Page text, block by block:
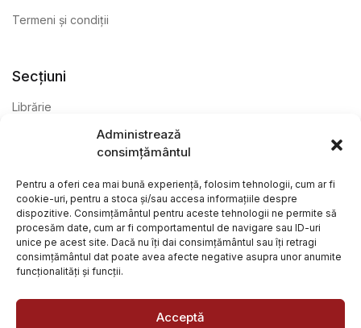
Administrează
consimțământul
Pentru a oferi cea mai bună experiență, folosim tehnologii, cum ar fi
cookie-uri, pentru a stoca și/sau accesa informațiile despre
dispozitive. Consimțământul pentru aceste tehnologii ne permite să
procesăm date, cum ar fi comportamentul de navigare sau ID-uri
unice pe acest site. Dacă nu îți dai consimțământul sau îți retragi
consimțământul dat poate avea afecte negative asupra unor anumite
funcționalități și funcții.
Acceptă
Termeni și condiții
Secțiuni
Librărie
@ Librăria Arcana. Toate drepturile rezervate. Site creat de